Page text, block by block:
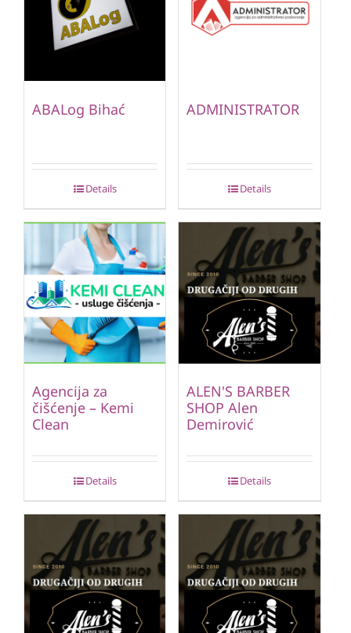
ABALog Bihać
Details
ADMINISTRATOR
Details
Agencija za
čišćenje – Kemi
Clean
Details
ALEN'S BARBER
SHOP Alen
Demirović
Details